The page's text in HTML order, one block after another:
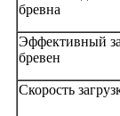
бревна
Эффективный
бревен
Скорость